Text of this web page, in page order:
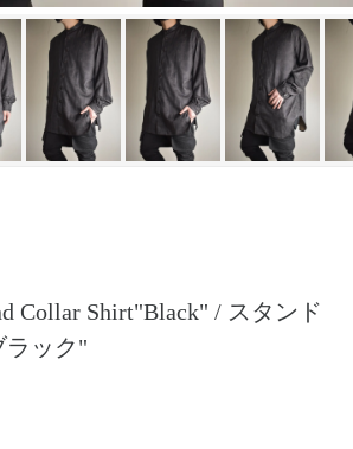
Collar Shirt"Black" / スタンド
ラック"